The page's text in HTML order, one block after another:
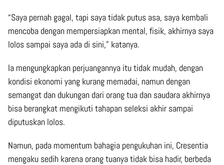
“Saya pernah gagal, tapi saya tidak putus asa, saya kembali
mencoba dengan mempersiapkan mental, fisik, akhirnya saya
lolos sampai saya ada di sini,” katanya.
Ia mengungkapkan perjuangannya itu tidak mudah, dengan
kondisi ekonomi yang kurang memadai, namun dengan
semangat dan dukungan dari orang tua dan saudara akhirnya
bisa berangkat mengikuti tahapan seleksi akhir sampai
diputuskan lolos.
Namun, pada momentum bahagia pengukuhan ini, Cresentia
mengaku sedih karena orang tuanya tidak bisa hadir, berbeda